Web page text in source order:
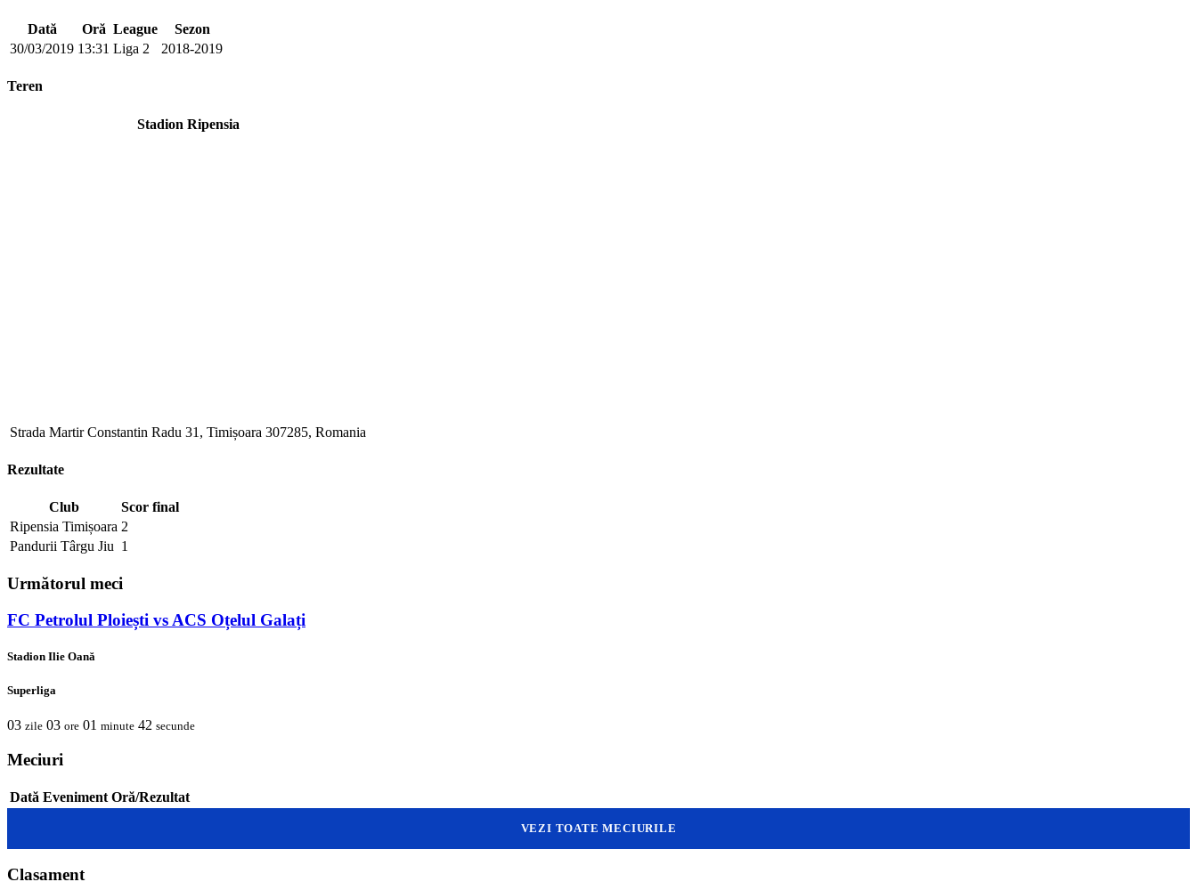
Dată Oră League
Sezon
30/03/2019 13:31 Liga 2 2018-2019
Teren
Stadion Ripensia
Strada Martir Constantin Radu 31, Timișoara 307285, Romania
Rezultate
Club
Scor final
Ripensia Timișoara 2
Pandurii Târgu Jiu 1
Următorul meci
FC Petrolul Ploiești vs ACS Oțelul Galați
Stadion Ilie Oană
Superliga
03 zile 03 ore 01 minute 42 secunde
Meciuri
Dată Eveniment Oră/Rezultat
VEZI TOATE MECIURILE
Clasament